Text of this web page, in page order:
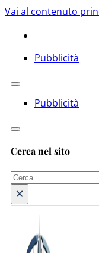
Vai al contenuto
Pubblicità
Pubblicità
Cerca nel sito
Cerca
×